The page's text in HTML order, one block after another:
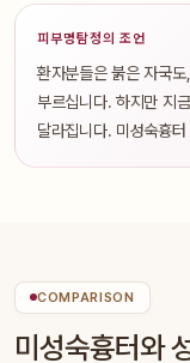
피부명탐정의 조언
환자분들은 붉은 자국
부르십니다. 하지만 지
달라집니다. 미성숙흉
COMPARISON
미성숙흉터와